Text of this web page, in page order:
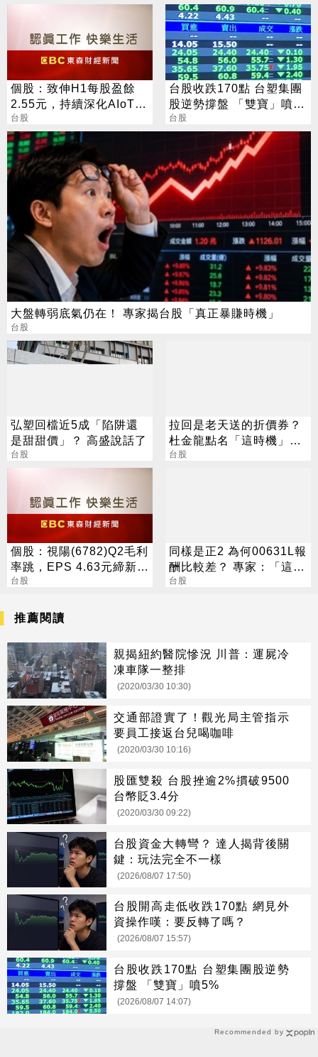
合療法
個股：致伸H1每股盈餘
2.55元，持續深化AIoT、
AI智慧監控、機器人與車
用佈局
台股
台股收跌170點 台塑集團
股逆勢撐盤 「雙寶」噴
5%
台股
大盤轉弱底氣仍在！ 專家揭台股「真正暴賺時機」
台股
弘塑回檔近5成「陷阱還
是甜甜價」？ 高盛說話了
台股
拉回是老天送的折價券？
杜金龍點名「這時機」：
台股衝6萬
台股
個股：視陽(6782)Q2毛利
率跳，EPS 4.63元締新
猷，本季營運續看旺
台股
同樣是正2 為何00631L報
酬比較差？ 專家：「這濃
度」是關鍵
台股
Recommended by
推薦閱讀
親揭紐約醫院慘況 川普：運屍冷
凍車隊一整排
(2020/03/30 10:30)
交通部證實了！觀光局主管指示
要員工接返台兒喝咖啡
(2020/03/30 10:16)
股匯雙殺 台股挫逾2%摜破9500
台幣貶3.4分
(2020/03/30 09:22)
台股資金大轉彎？ 達人揭背後關
鍵：玩法完全不一樣
(2026/08/07 17:50)
台股開高走低收跌170點 網見外
資操作嘆：要反轉了嗎？
(2026/08/07 15:57)
台股收跌170點 台塑集團股逆勢
撐盤 「雙寶」噴5%
(2026/08/07 14:07)